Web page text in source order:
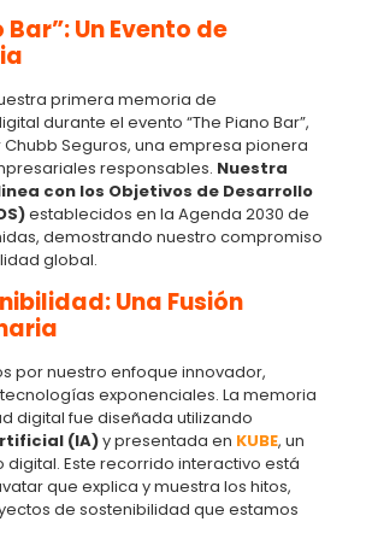
Bar”: Un Evento de
primera memoria de
durante el evento “The Piano Bar”,
Seguros, una empresa pionera
responsables. Nuestra
con los Objetivos de Desarrollo
establecidos en la Agenda 2030 de
demostrando nuestro compromiso
global.
Una Fusión
por nuestro enfoque innovador,
exponenciales. La memoria
digital fue diseñada utilizando
(IA)y presentada en KUBE, un
digital. Este recorrido interactivo está
que explica y muestra los hitos,
de sostenibilidad que estamos